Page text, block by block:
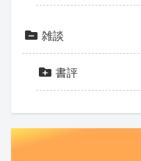
雑談
書評